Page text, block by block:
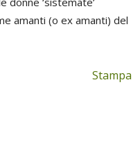
amanti (o ex amanti) del
Stampa